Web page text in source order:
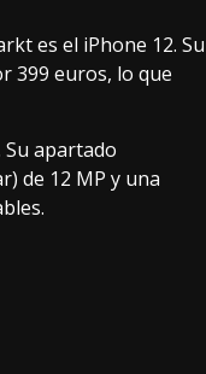
es el iPhone 12. Su
399 euros, lo que
Su apartado
de 12 MP y una